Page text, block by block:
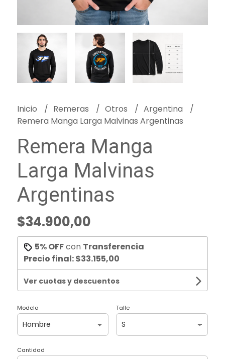
Inicio Remeras Otros
Argentina
Remera Manga Larga Malvinas Argentinas
Remera Manga
Larga Malvinas
Argentinas
$34.900,00
5% OFFcon Transferencia
Precio final:$33.155,00
Ver cuotas y descuentos
Modelo Talle
Cantidad